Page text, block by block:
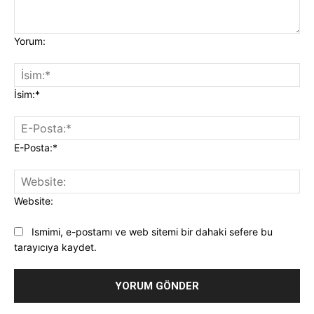
Yorum:
İsim:*
E-Posta:*
Website:
Ismimi, e-postamı ve web sitemi bir dahaki sefere bu
tarayıcıya kaydet.